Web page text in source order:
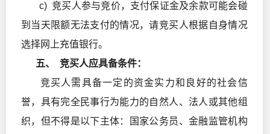
c) 竞买人参与竞价，支付保证金及余款可能会碰
到当天限额无法支付的情况，请竞买人根据自身情况
选择网上充值银行。
五、 竞买人应具备条件：
竞买人需具备一定的资金实力和良好的社会信
誉，具有完全民事行为能力的自然人、法人或其他组
织，但不得是以下主体：国家公务员、金融监管机构